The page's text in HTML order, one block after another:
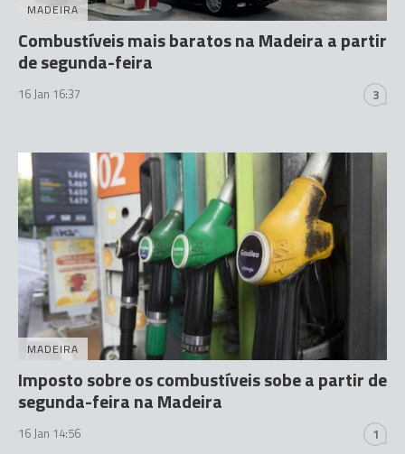
MADEIRA
Combustíveis mais baratos na Madeira a partir
de segunda-feira
16 Jan 16:37 3
MADEIRA
Imposto sobre os combustíveis sobe a partir de
segunda-feira na Madeira
16 Jan 14:56 1